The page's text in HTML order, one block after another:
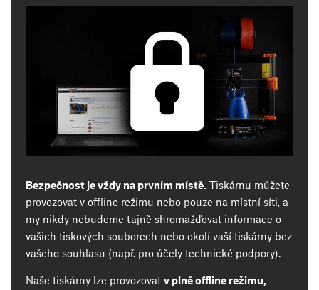
Bezpečnost je vždy na prvním místě. Tiskárnu můžete
provozovat v offline režimu nebo pouze na místní síti, a
my nikdy nebudeme tajně shromažďovat informace o
vašich tiskových souborech nebo okolí vaší tiskárny bez
vašeho souhlasu (např. pro účely technické podpory).
Naše tiskárny lze provozovat v plně offline režimu,